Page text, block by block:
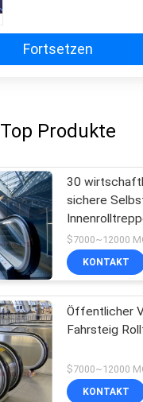
Fortsetzen
Top Produkte
30
sichere
0.5m/S
$7000~12000
KONTAKT
Öffentlicher
Fahrsteig
$7000~12000
KONTAKT